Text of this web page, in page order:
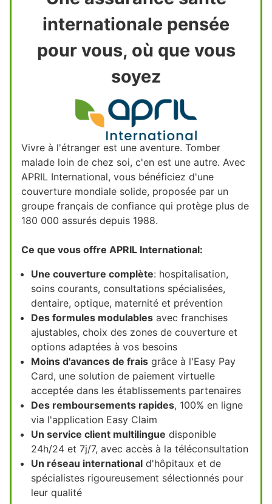
internationale pensée
pour vous, où que vous
soyez
Vivre à l'étranger est une aventure. Tomber
malade loin de chez soi, c'en est une autre. Avec
APRIL International, vous bénéficiez d'une
couverture mondiale solide, proposée par un
groupe français de confiance qui protège plus de
180 000 assurés depuis 1988.
Ce que vous offre APRIL International:
Une couverture complète: hospitalisation,
soins courants, consultations spécialisées,
dentaire, optique, maternité et prévention
Des formules modulables avec franchises
ajustables, choix des zones de couverture et
options adaptées à vos besoins
Moins d'avances de frais grâce à l'Easy Pay
Card, une solution de paiement virtuelle
acceptée dans les établissements partenaires
Des remboursements rapides, 100% en ligne
via l'application Easy Claim
Un service client multilingue disponible
24h/24 et 7j/7, avec accès à la téléconsultation
Un réseau international d'hôpitaux et de
spécialistes rigoureusement sélectionnés pour
leur qualité